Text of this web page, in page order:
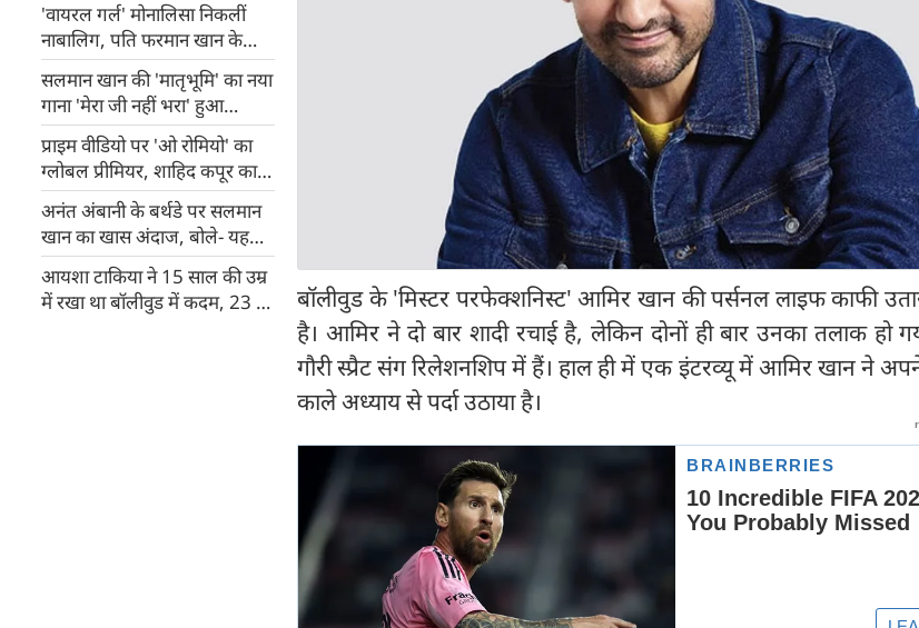
'वायरल गर्ल' मोनालिसा निकलीं
नाबालिग, पति फरमान खान के
खिलाफ POCSO एक्ट के तहत
केस दर्ज
सलमान खान की 'मातृभूमि' का नया
गाना 'मेरा जी नहीं भरा' हुआ
रिलीज़, नजर आए नए चेहरे
प्राइम वीडियो पर 'ओ रोमियो' का
ग्लोबल प्रीमियर, शाहिद कपूर का
दिखेगा दमदार गैंगस्टर अवतार
अनंत अंबानी के बर्थडे पर सलमान
खान का खास अंदाज, बोले- यह
आदमी देश को भी उठाएगा…
आयशा टाकिया ने 15 साल की उम्र
में रखा था बॉलीवुड में कदम, 23 की
बॉलीवुड के 'मिस्टर परफेक्शनिस्ट' आमिर खान की पर्सनल लाइफ काफी
है। आमिर ने दो बार शादी रचाई है, लेकिन दोनों ही बार उनका तलाक हो
गौरी स्प्रैट संग रिलेशनशिप में हैं। हाल ही में एक इंटरव्यू में आमिर खान ने
काले अध्याय से पर्दा उठाया है।